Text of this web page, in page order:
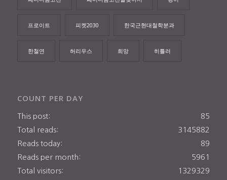
프로이트 피켓2030 한국근현대철학분과
한철연 허리우스 희망 히틀러
COUNT PER DAY
85
This post:
3145882
Total reads:
89
Reads today:
5961
Reads per month:
1329329
Total visitors: